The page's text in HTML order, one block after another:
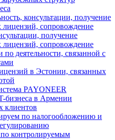
консультации, получение
лицензий, сопровождение
получение
лицензий, сопровождение
по деятельности, связанной с
в Эстонии, связанных
PAYONEER
бизнеса в Армении
клиентов
по налогообложению и
контролируемым